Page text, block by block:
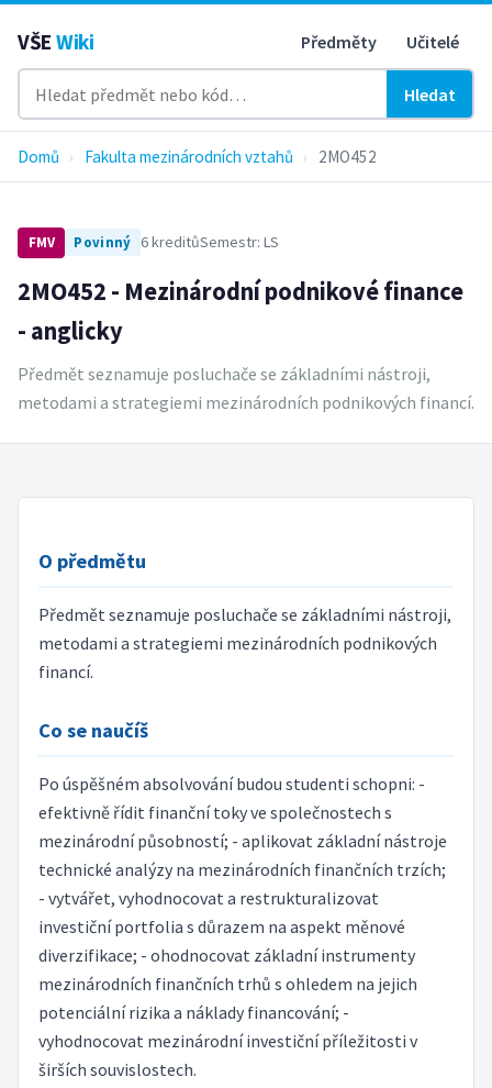
VŠE Wiki Předměty Učitelé
Hledat
Domů › Fakulta mezinárodních vztahů › 2MO452
FMV Povinný 6 kreditůSemestr: LS
2MO452 - Mezinárodní podnikové finance
- anglicky
Předmět seznamuje posluchače se základními nástroji,
metodami a strategiemi mezinárodních podnikových financí.
O předmětu
Předmět seznamuje posluchače se základními nástroji,
metodami a strategiemi mezinárodních podnikových
financí.
Co se naučíš
Po úspěšném absolvování budou studenti schopni: -
efektivně řídit finanční toky ve společnostech s
mezinárodní působností; - aplikovat základní nástroje
technické analýzy na mezinárodních finančních trzích;
- vytvářet, vyhodnocovat a restrukturalizovat
investiční portfolia s důrazem na aspekt měnové
diverzifikace; - ohodnocovat základní instrumenty
mezinárodních finančních trhů s ohledem na jejich
potenciální rizika a náklady financování; -
vyhodnocovat mezinárodní investiční příležitosti v
širších souvislostech.